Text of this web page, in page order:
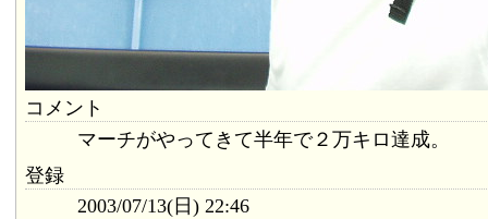
コメント
マーチがやってきて半年で２万キロ達成。
登録
2003/07/13(日) 22:46